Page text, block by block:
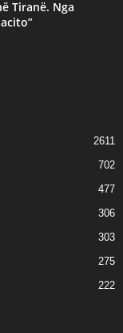
Tiranë. Nga
2611
702
477
306
303
275
222